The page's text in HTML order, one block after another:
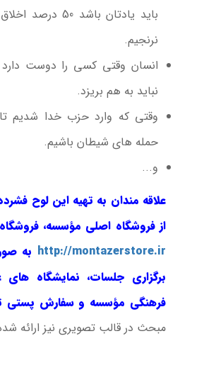
باید یادتان باشد
نرنجیم.
انسان وقتی كسی را دوست دارد
نباید به هم بریزد.
وقتی که وارد حزب خدا شدیم
حمله های شیطان باشیم.
و...
علاقه مندان به تهیه این لوح
از فروشگاه اصلی مؤسسه،
http://montazerstore.ir به
برگزاری جلسات، نمایشگاه
فرهنگی مؤسسه و سفارش پستی
مبحث در قالب تصویری نیز ارائه